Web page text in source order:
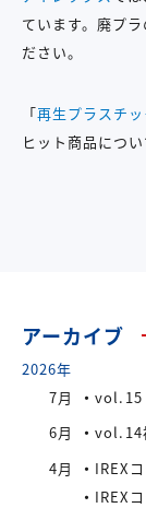
ています。廃プ
ださい。
「再生プラスチ
ヒット商品につ
アーカイブ
2026年
7月
vol.15 な
6月
vol.14
4月
IREXコ
IREXコ